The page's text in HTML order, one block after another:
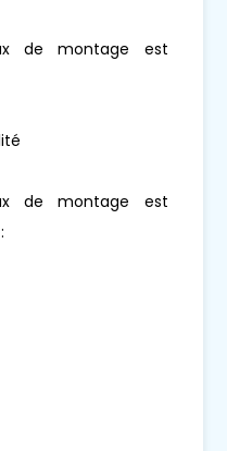
de montage est
de montage est